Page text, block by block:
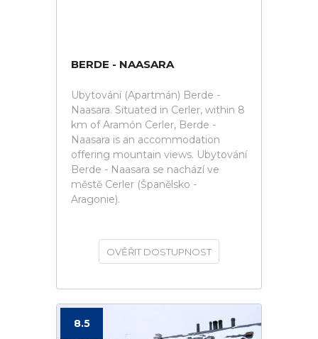
BERDE - NAASARA
Ubytování (Apartmán) Berde -
Naasara. Situated in Cerler, within 8
km of Aramón Cerler, Berde -
Naasara is an accommodation
offering mountain views. Ubytování
Berde - Naasara se nachází ve
městě Cerler (Španělsko -
Aragonie).
OVĚŘIT DOSTUPNOST
8.5